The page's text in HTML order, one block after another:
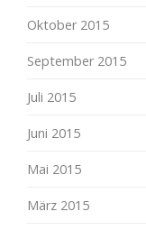
Oktober 2015
September 2015
Juli 2015
Juni 2015
Mai 2015
März 2015